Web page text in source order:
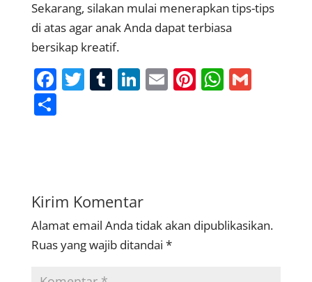
Sekarang, silakan mulai menerapkan tips-tips
di atas agar anak Anda dapat terbiasa
bersikap kreatif.
F
a
c
o
k
T T Li E Pi W
p
G
S
Kirim Komentar
Alamat email Anda tidak akan dipublikasikan.
Ruas yang wajib ditandai *